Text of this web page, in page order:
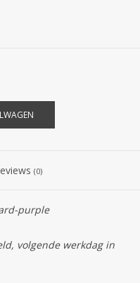
(0)
purple
volgende werkdag in